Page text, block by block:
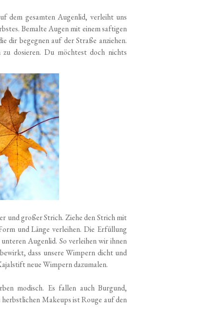
dem gesamten Augenlid, verleiht uns
Bemalte Augen mit einem saftigen
dir begegnen auf der Straße anziehen.
dosieren. Du möchtest doch nichts
und großer Strich. Ziehe den Strich mit
und Länge verleihen. Die Erfüllung
Augenlid. So verleihen wir ihnen
dass unsere Wimpern dicht und
neue Wimpern dazumalen.
modisch. Es fallen auch Burgund,
Makeups ist Rouge auf den